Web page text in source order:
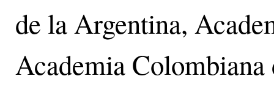
de la Argentina,
Academia